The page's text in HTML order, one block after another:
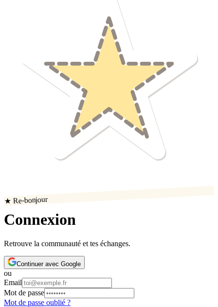
★ Re-bonjour
Connexion
Retrouve la communauté et tes échanges.
Continuer avec Google
ou
Email
Mot de passe
Mot de passe oublié ?